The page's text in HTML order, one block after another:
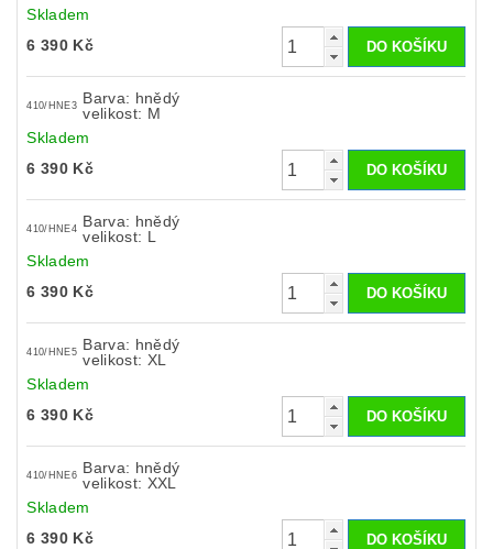
Skladem
6 390 Kč
410/HNE3
Barva: hnědý
velikost: M
Skladem
6 390 Kč
410/HNE4
Barva: hnědý
velikost: L
Skladem
6 390 Kč
410/HNE5
Barva: hnědý
velikost: XL
Skladem
6 390 Kč
410/HNE6
Barva: hnědý
velikost: XXL
Skladem
6 390 Kč